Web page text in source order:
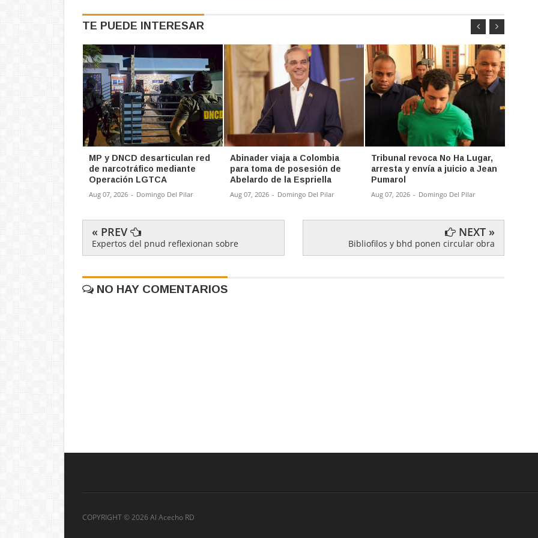
TE PUEDE INTERESAR
MP y DNCD desarticulan red
de narcotráfico mediante
Operación LGTCA
Aug 07, 2026 - Domingo Del Pilar
Abinader viaja a Colombia
para toma de posesión de
Abelardo de la Espriella
Aug 07, 2026 - Domingo Del Pilar
Tribunal revoca No Ha Lugar,
arresta y envía a juicio a Jean
Pumarol
Aug 07, 2026 - Domingo Del Pilar
« PREV
Expertos del pnud reflexionan sobre
NEXT »
Bibliofilos y bhd ponen circular obra
NO HAY COMENTARIOS
COPYRIGHT ©2026 Al Acecho RD